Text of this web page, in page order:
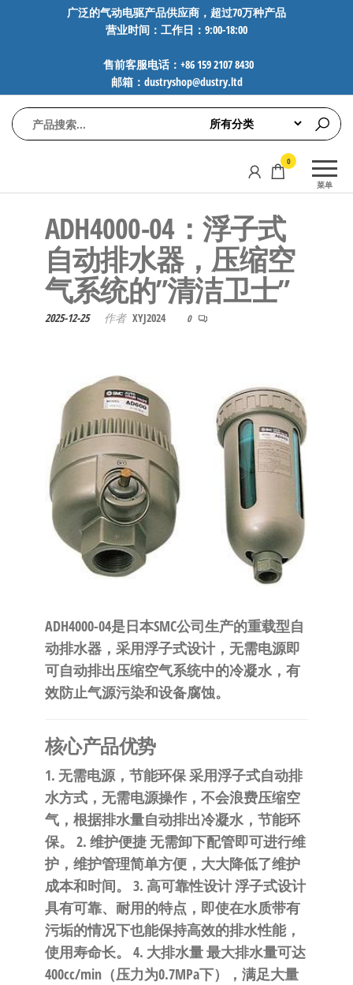
广泛的气动电驱产品供应商，超过70万种产品
营业时间：工作日：9:00-18:00
售前客服电话：+86 159 2107 8430
邮箱：dustryshop@dustry.ltd
动
FESTO、
AVENTICS等
品牌气动
元件，超
过88万种
化零部
菜单
0
ADH4000-04：浮子式
自动排水器，压缩空
气系统的”清洁卫士”
2025-12-25 作者 XYJ2024 0
ADH4000-04是日本SMC公司生产的重载型自
动排水器，采用浮子式设计，无需电源即
可自动排出压缩空气系统中的冷凝水，有
效防止气源污染和设备腐蚀。
核心产品优势
1. 无需电源，节能环保采用浮子式自动排
水方式，无需电源操作，不会浪费压缩空
气，根据排水量自动排出冷凝水，节能环
保。 2. 维护便捷无需卸下配管即可进行维
护，维护管理简单方便，大大降低了维护
成本和时间。 3. 高可靠性设计浮子式设计
具有可靠、耐用的特点，即使在水质带有
污垢的情况下也能保持高效的排水性能，
使用寿命长。 4. 大排水量最大排水量可达
400cc/min（压力为0.7MPa下），满足大量